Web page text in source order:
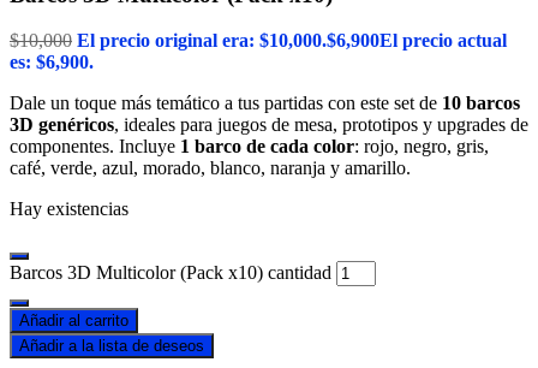
$10,000 El precio original era: $10,000.$6,900El precio actual
es: $6,900.
Dale un toque más temático a tus partidas con este set de 10 barcos
3D genéricos, ideales para juegos de mesa, prototipos y upgrades de
componentes. Incluye 1 barco de cada color: rojo, negro, gris,
café, verde, azul, morado, blanco, naranja y amarillo.
Hay existencias
Barcos 3D Multicolor (Pack x10) cantidad
Añadir al carrito
Añadir a la lista de deseos